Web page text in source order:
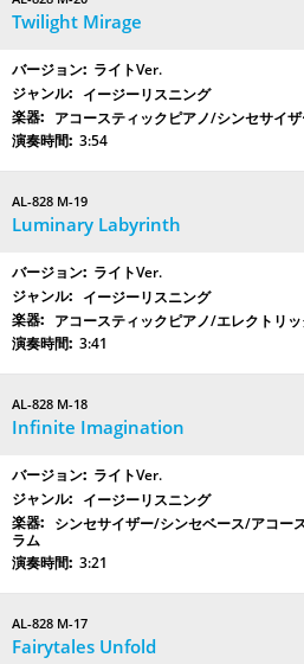
Twilight Mirage
ライトVer.
イージーリスニング
アコースティックピアノ/シンセサイ
3:54
AL-828 M-19
Luminary Labyrinth
ライトVer.
イージーリスニング
アコースティックピアノ/エレクトリ
3:41
AL-828 M-18
Infinite Imagination
ライトVer.
イージーリスニング
シンセサイザー/シンセベース/アコー
ラム
3:21
AL-828 M-17
Fairytales Unfold